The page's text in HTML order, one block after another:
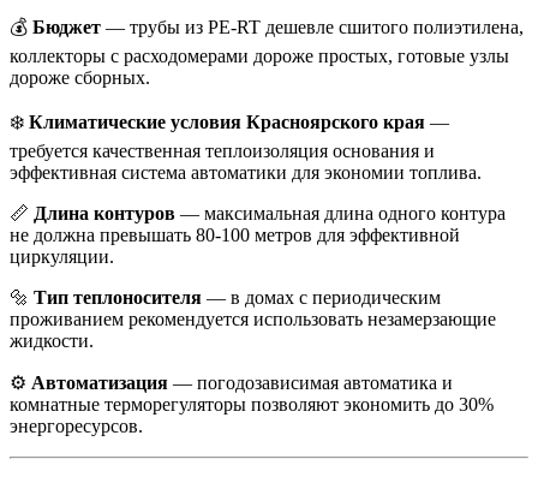
💰 Бюджет — трубы из PE-RT дешевле сшитого полиэтилена,
коллекторы с расходомерами дороже простых, готовые узлы
дороже сборных.
❄️ Климатические условия Красноярского края —
требуется качественная теплоизоляция основания и
эффективная система автоматики для экономии топлива.
📏 Длина контуров — максимальная длина одного контура
не должна превышать 80-100 метров для эффективной
циркуляции.
🔩 Тип теплоносителя — в домах с периодическим
проживанием рекомендуется использовать незамерзающие
жидкости.
⚙️ Автоматизация — погодозависимая автоматика и
комнатные терморегуляторы позволяют экономить до 30%
энергоресурсов.